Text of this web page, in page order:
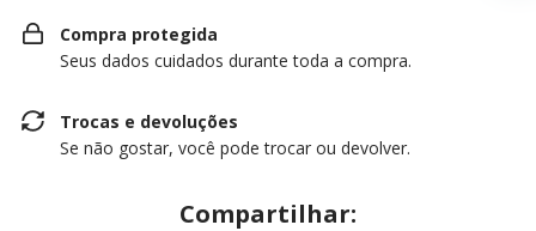
Compra protegida
Seus dados cuidados durante toda a compra.
Trocas e devoluções
Se não gostar, você pode trocar ou devolver.
Compartilhar: